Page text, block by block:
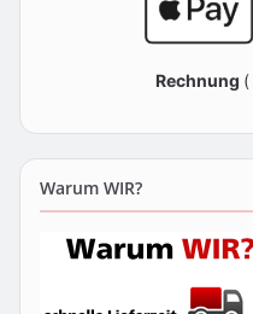
Rechnung (
Warum WIR?